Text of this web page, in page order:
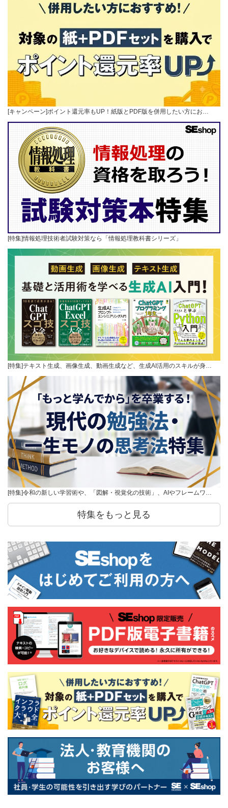
[キャンペーン]ポイント還元率もUP！紙版とPDF版を併用したい方にお…
[特集]情報処理技術者試験対策なら「情報処理教科書シリーズ」
[特集]テキスト生成、画像生成、動画生成など、生成AI活用のスキルが身…
[特集]令和の新しい学習術や、「図解・視覚化の技術」、AIやフレームワ…
特集をもっと見る